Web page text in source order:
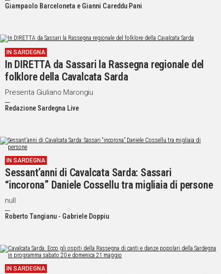
AL CANALE
Social
Giampaolo Barceloneta e Gianni Careddu Pani
IN SARDEGNA
In DIRETTA da Sassari la Rassegna regionale del
folklore della Cavalcata Sarda
Presenta Giuliano Marongiu
Redazione Sardegna Live
IN SARDEGNA
Sessant’anni di Cavalcata Sarda: Sassari
“incorona” Daniele Cossellu tra migliaia di persone
null
Roberto Tangianu - Gabriele Doppiu
IN SARDEGNA